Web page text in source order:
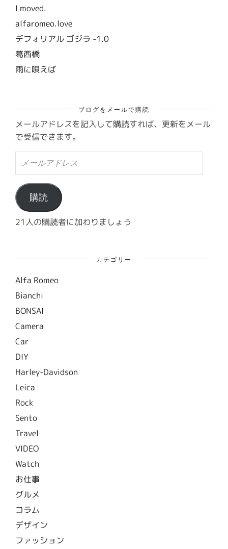
I moved.
alfaromeo.love
デフォリアル ゴジラ -1.0
葛西橋
雨に唄えば
ブログをメールで購読
メールアドレスを記入して購読すれば、更新をメール
で受信できます。
ル
ア
ド
レ
ス
購読
21人の購読者に加わりましょう
カテゴリー
Alfa Romeo
Bianchi
BONSAI
Camera
Car
DIY
Harley-Davidson
Leica
Rock
Sento
Travel
VIDEO
Watch
お仕事
グルメ
コラム
デザイン
ファッション